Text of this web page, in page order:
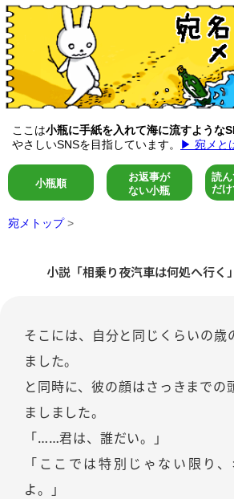
ここは小瓶に手紙を入れて海に流すような
やさしいSNSを目指しています。
▶ 宛メと
小瓶順
お返事が
ない小瓶
読
だ
宛メトップ >
小説「相乗り夜汽車は何処へ行く
そこには、自分と同じくらいの歳
ました。
と同時に、彼の顔はさっきまでの
ましました。
「……君は、誰だい。」
「ここでは特別じゃない限り
よ。」